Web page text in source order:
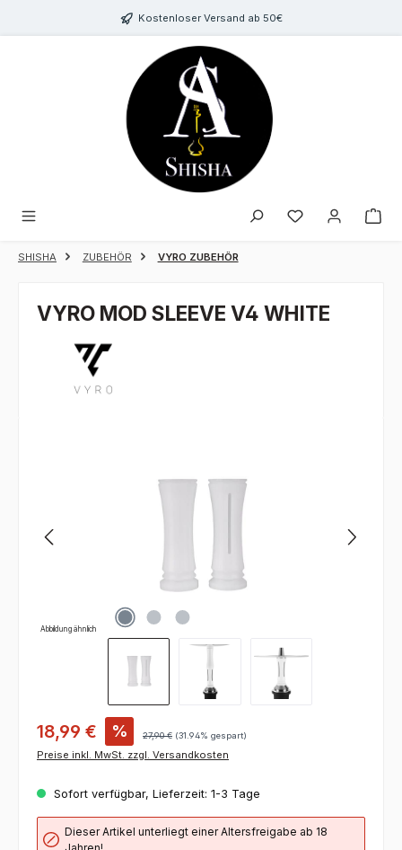
Zum Hauptinhalt springenKostenloser Versand ab 50€
Du hast 0
SHISHA ZUBEHÖR VYRO ZUBEHÖR
VYRO MOD SLEEVE V4 WHITE
Abbildung ähnlich
18,99 € % 27,90 € (31.94% gespart)
Preise inkl. MwSt. zzgl. Versandkosten
Sofort verfügbar, Lieferzeit: 1-3 Tage
Dieser Artikel unterliegt einer Altersfreigabe ab 18